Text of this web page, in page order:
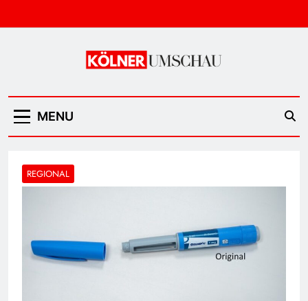
to
Kölner Umschau
MENU
REGIONAL